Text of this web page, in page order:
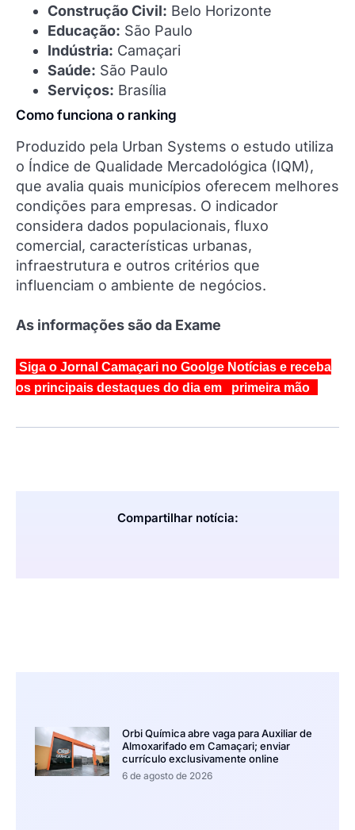
Construção Civil: Belo Horizonte
Educação: São Paulo
Indústria: Camaçari
Saúde: São Paulo
Serviços: Brasília
Como funciona o ranking
Produzido pela Urban Systems o estudo utiliza
o Índice de Qualidade Mercadológica (IQM),
que avalia quais municípios oferecem melhores
condições para empresas. O indicador
considera dados populacionais, fluxo
comercial, características urbanas,
infraestrutura e outros critérios que
influenciam o ambiente de negócios.
As informações são da Exame
Siga o Jornal Camaçari no Goolge Notícias e receba
os principais destaques do dia em primeira mão
Compartilhar notícia:
Orbi Química abre vaga para Auxiliar de
Almoxarifado em Camaçari; enviar
currículo exclusivamente online
6 de agosto de 2026